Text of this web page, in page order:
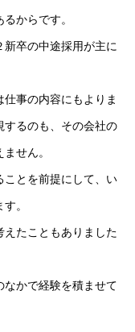
からです。
新卒の中途採用が主に
事の内容にもよりま
するのも、その会社の
せん。
ことを前提にして、い
。
えたこともありました
なかで経験を積ませて